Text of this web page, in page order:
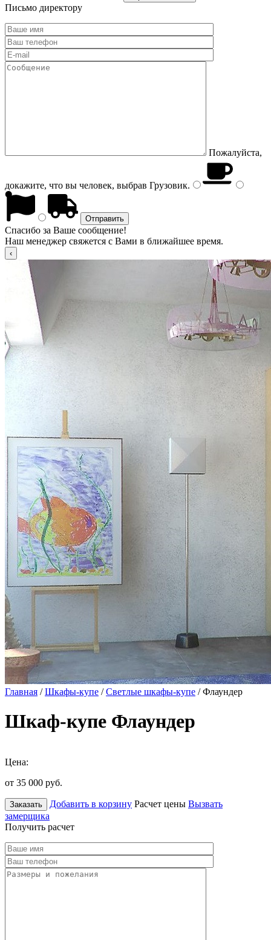
Письмо директору
Пожалуйста,
докажите, что вы человек, выбрав Грузовик.
Спасибо за Ваше сообщение!
Наш менеджер свяжется с Вами в ближайшее время.
Главная /Шкафы-купе /Светлые шкафы-купе / Флаундер
Шкаф-купе Флаундер
Цена:
от 35 000 руб.
Заказать Добавить в корзину Расчет цены Вызвать
замерщика
Получить расчет